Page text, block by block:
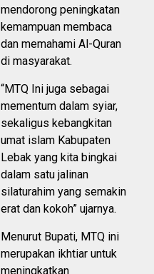
mendorong peningkatan
kemampuan membaca
dan memahami Al-Quran
di masyarakat.
“MTQ Ini juga sebagai
mementum dalam syiar,
sekaligus kebangkitan
umat islam Kabupaten
Lebak yang kita bingkai
dalam satu jalinan
silaturahim yang semakin
erat dan kokoh” ujarnya.
Menurut Bupati, MTQ ini
merupakan ikhtiar untuk
meningkatkan